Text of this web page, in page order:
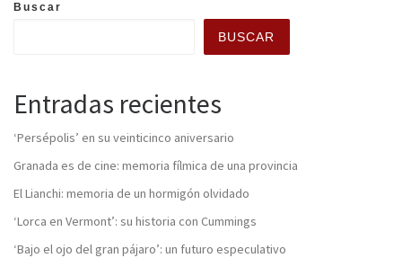
Buscar
BUSCAR
Entradas recientes
‘Persépolis’ en su veinticinco aniversario
Granada es de cine: memoria fílmica de una provincia
El Lianchi: memoria de un hormigón olvidado
‘Lorca en Vermont’: su historia con Cummings
‘Bajo el ojo del gran pájaro’: un futuro especulativo